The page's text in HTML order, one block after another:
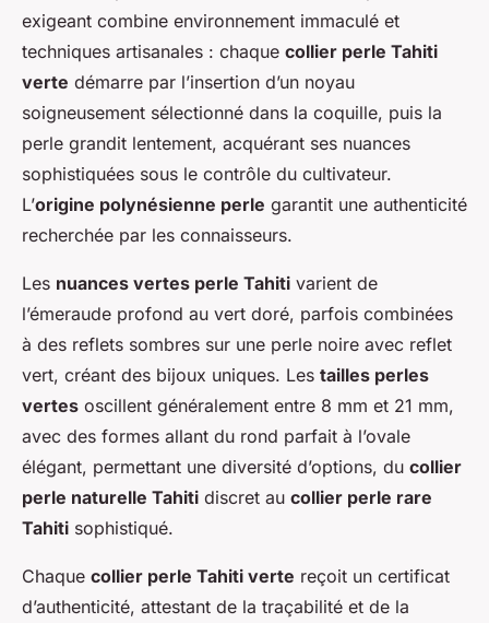
exigeant combine environnement immaculé et
techniques artisanales : chaque collier perle Tahiti
verte démarre par l’insertion d’un noyau
soigneusement sélectionné dans la coquille, puis la
perle grandit lentement, acquérant ses nuances
sophistiquées sous le contrôle du cultivateur.
L’origine polynésienne perle garantit une authenticité
recherchée par les connaisseurs.
Les nuances vertes perle Tahiti varient de
l’émeraude profond au vert doré, parfois combinées
à des reflets sombres sur une perle noire avec reflet
vert, créant des bijoux uniques. Les tailles perles
vertes oscillent généralement entre 8 mm et 21 mm,
avec des formes allant du rond parfait à l’ovale
élégant, permettant une diversité d’options, du collier
perle naturelle Tahiti discret au collier perle rare
Tahiti sophistiqué.
Chaque collier perle Tahiti verte reçoit un certificat
d’authenticité, attestant de la traçabilité et de la